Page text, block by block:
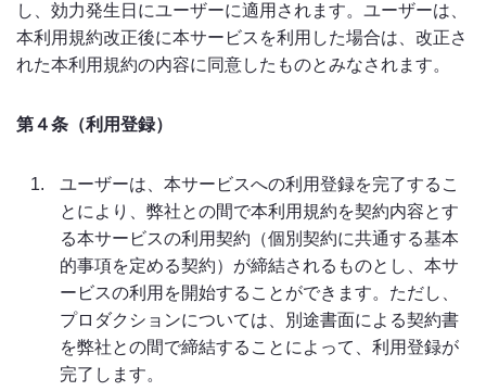
し、効力発生日にユーザーに適用されます。ユーザーは、
本利用規約改正後に本サービスを利用した場合は、改正さ
れた本利用規約の内容に同意したものとみなされます。
第４条（利用登録）
ユーザーは、本サービスへの利用登録を完了するこ
とにより、弊社との間で本利用規約を契約内容とす
る本サービスの利用契約（個別契約に共通する基本
的事項を定める契約）が締結されるものとし、本サ
ービスの利用を開始することができます。ただし、
プロダクションについては、別途書面による契約書
を弊社との間で締結することによって、利用登録が
完了します。